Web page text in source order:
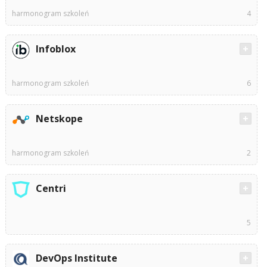
harmonogram szkoleń 4
Infoblox
harmonogram szkoleń 6
Netskope
harmonogram szkoleń 2
Centri
5
DevOps Institute